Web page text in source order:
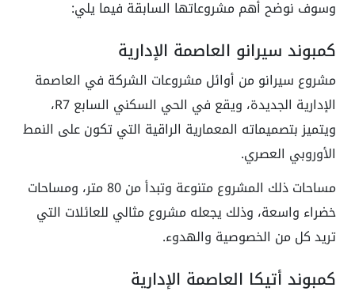
وسوف نوضح أهم مشروعاتها السابقة فيما يلي:
كمبوند سيرانو العاصمة الإدارية
مشروع سيرانو من أوائل مشروعات الشركة في العاصمة
الإدارية الجديدة، ويقع في الحي السكني السابع R7،
ويتميز بتصميماته المعمارية الراقية التي تكون على النمط
الأوروبي العصري.
مساحات ذلك المشروع متنوعة وتبدأ من 80 متر، ومساحات
خضراء واسعة، وذلك يجعله مشروع مثالي للعائلات التي
تريد كل من الخصوصية والهدوء.
كمبوند أتيكا العاصمة الإدارية